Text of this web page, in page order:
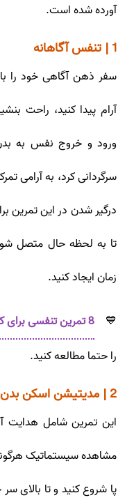
آورده شده است.
1 | تنفس آگاهانه
سفر ذهن آگاهی خود را
آرام پیدا کنید، راحت
ورود و خروج نفس به
سرگردانی کرد، به آرامی
درگیر شدن در این تمرین
تا به لحظه حال متصل
زمان ایجاد کنید.
💙 8 تمرین تنفسی برای کاهش اضطراب و استرس و افزایش آرامش
را حتما مطالعه کنید.
2 | مدیتیشن اسکن بدن
این تمرین شامل
مشاهده سیستماتیک
پا شروع کنید و تا بالای